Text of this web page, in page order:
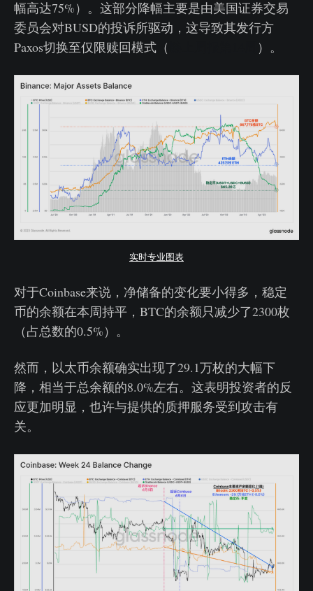
幅高达75%）。这部分降幅主要是由美国证券交易
委员会对BUSD的投诉所驱动，这导致其发行方
Paxos切换至仅限赎回模式（
）。
实时专业图表
对于Coinbase来说，净储备的变化要小得多，稳定
币的余额在本周持平，BTC的余额只减少了2300枚
（占总数的0.5%）。
然而，以太币余额确实出现了29.1万枚的大幅下
降，相当于总余额的8.0%左右。这表明投资者的反
应更加明显，也许与提供的质押服务受到攻击有
关。